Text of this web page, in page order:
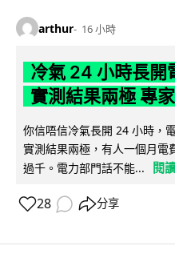
arthur 16 小時
冷氣 24 小時長開
實測結果兩極 專
你信唔信冷氣長開 24 小時，
實測結果兩極，有人一個月電
過千。電力部門話不能...
閱
28 分享